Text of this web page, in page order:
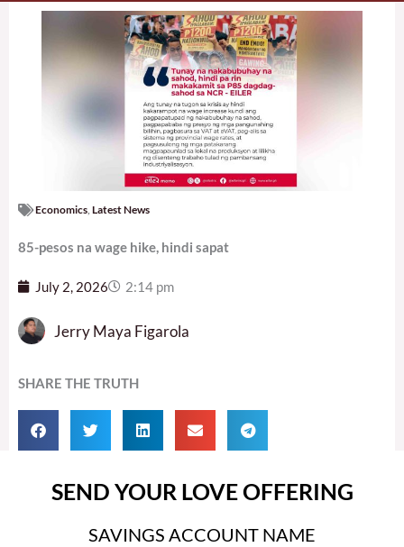
Economics Latest News
85-pesos na wage hike, hindi sapat
July 2, 2026 2:14 pm
Jerry Maya Figarola
SHARE THE TRUTH
SEND YOUR LOVE OFFERING
SAVINGS ACCOUNT NAME